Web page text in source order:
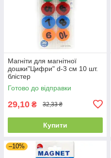
Магніти для магнітної
дошки"Цифри" d-3 см 10 шт.
блістер
Готово до відправки
29,10 ₴ 32,33 ₴
Купити
–10%